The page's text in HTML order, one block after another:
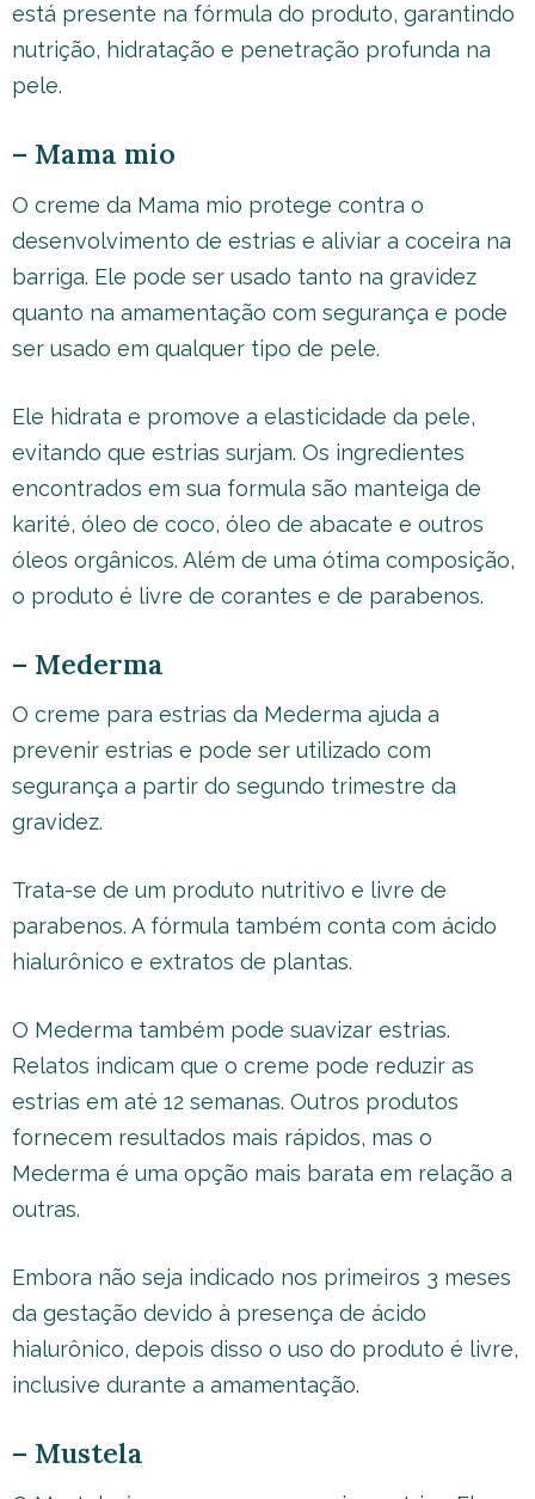
está presente na fórmula do produto, garantindo
nutrição, hidratação e penetração profunda na
pele.
– Mama mio
O creme da Mama mio protege contra o
desenvolvimento de estrias e aliviar a coceira na
barriga. Ele pode ser usado tanto na gravidez
quanto na amamentação com segurança e pode
ser usado em qualquer tipo de pele.
Ele hidrata e promove a elasticidade da pele,
evitando que estrias surjam. Os ingredientes
encontrados em sua formula são manteiga de
karité, óleo de coco, óleo de abacate e outros
óleos orgânicos. Além de uma ótima composição,
o produto é livre de corantes e de parabenos.
– Mederma
O creme para estrias da Mederma ajuda a
prevenir estrias e pode ser utilizado com
segurança a partir do segundo trimestre da
gravidez.
Trata-se de um produto nutritivo e livre de
parabenos. A fórmula também conta com ácido
hialurônico e extratos de plantas.
O Mederma também pode suavizar estrias.
Relatos indicam que o creme pode reduzir as
estrias em até 12 semanas. Outros produtos
fornecem resultados mais rápidos, mas o
Mederma é uma opção mais barata em relação a
outras.
Embora não seja indicado nos primeiros 3 meses
da gestação devido à presença de ácido
hialurônico, depois disso o uso do produto é livre,
inclusive durante a amamentação.
– Mustela